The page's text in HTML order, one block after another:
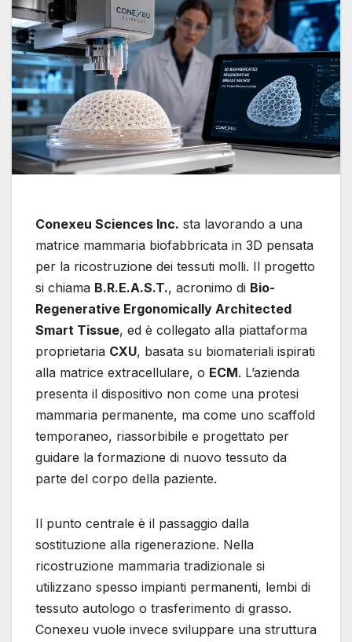
Conexeu Sciences Inc. sta lavorando a una
matrice mammaria biofabbricata in 3D pensata
per la ricostruzione dei tessuti molli. Il progetto
si chiama B.R.E.A.S.T., acronimo di Bio-
Regenerative Ergonomically Architected
Smart Tissue, ed è collegato alla piattaforma
proprietaria CXU, basata su biomateriali ispirati
alla matrice extracellulare, o ECM. L’azienda
presenta il dispositivo non come una protesi
mammaria permanente, ma come uno scaffold
temporaneo, riassorbibile e progettato per
guidare la formazione di nuovo tessuto da
parte del corpo della paziente.
Il punto centrale è il passaggio dalla
sostituzione alla rigenerazione. Nella
ricostruzione mammaria tradizionale si
utilizzano spesso impianti permanenti, lembi di
tessuto autologo o trasferimento di grasso.
Conexeu vuole invece sviluppare una struttura